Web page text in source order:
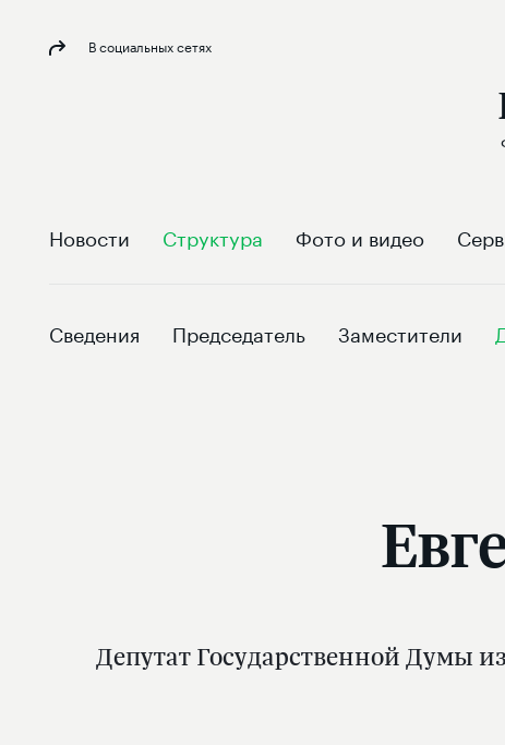
В социальных сетях
Новости Структура Фото и видео
Сведения Председатель Заместители
Депутат Государственной Думы